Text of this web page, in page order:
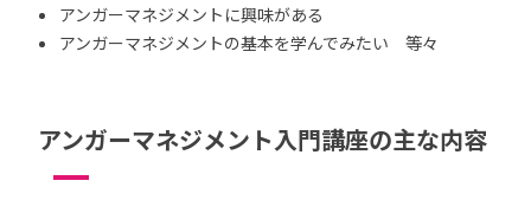
アンガーマネジメントに興味がある
アンガーマネジメントの基本を学んでみたい 等々
アンガーマネジメント入門講座の主な内容